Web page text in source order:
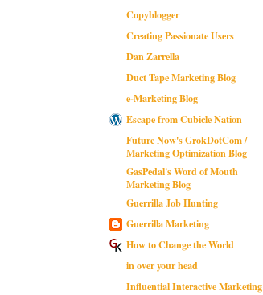
Copyblogger
Creating Passionate Users
Dan Zarrella
Duct Tape Marketing Blog
e-Marketing Blog
Escape from Cubicle Nation
Future Now's GrokDotCom /
Marketing Optimization Blog
GasPedal's Word of Mouth
Marketing Blog
Guerrilla Job Hunting
Guerrilla Marketing
How to Change the World
in over your head
Influential Interactive Marketing